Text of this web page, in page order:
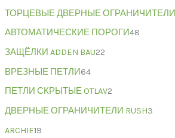
ТОРЦЕВЫЕ ДВЕРНЫЕ ОГРАНИЧИТЕЛИ
АВТОМАТИЧЕСКИЕ ПОРОГИ48
ЗАЩЁЛКИ ADDEN BAU22
ВРЕЗНЫЕ ПЕТЛИ64
ПЕТЛИ СКРЫТЫЕ OTLAV2
ДВЕРНЫЕ ОГРАНИЧИТЕЛИ RUSH3
ARCHIE19